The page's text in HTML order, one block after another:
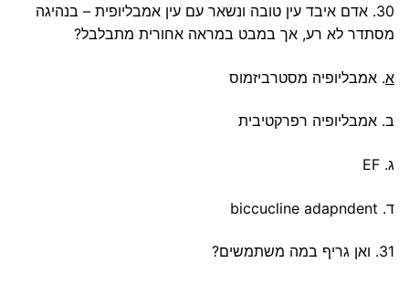
30. אדם איבד עין טובה ונשאר עם עין אמבליופית – בנהיגה
מסתדר לא רע, אך במבט במראה אחורית מתבלבל?
א. אמבליופיה מסטרביזמוס
ב. אמבליופיה רפרקטיבית
ג. EF
ד. biccucline adapndent
31. ואן גריף במה משתמשים?